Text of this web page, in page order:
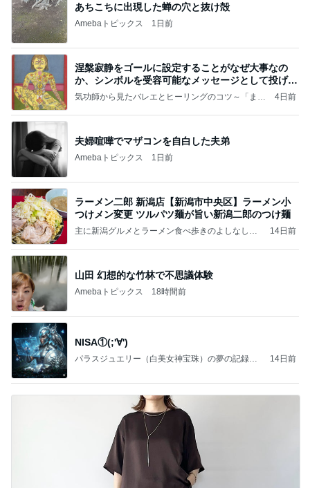
あちこちに出現した蝉の穴と抜け殻
Amebaトピックス 1日前
涅槃寂静をゴールに設定することがなぜ大事なの
か、シンボルを受容可能なメッセージとして投げる
ことが
気功師から見たバレエとヒーリングのコツ～「まと
4日前
夫婦喧嘩でマザコンを自白した夫弟
Amebaトピックス 1日前
ラーメン二郎 新潟店【新潟市中央区】ラーメン小
つけメン変更 ツルパツ麺が旨い新潟二郎のつけ麺
主に新潟グルメとラーメン食べ歩きのよしなしご
14日前
山田 幻想的な竹林で不思議体験
Amebaトピックス 18時間前
NISA①(;'∀')
パラスジュエリー（白美女神宝珠）の夢の記録
14日前